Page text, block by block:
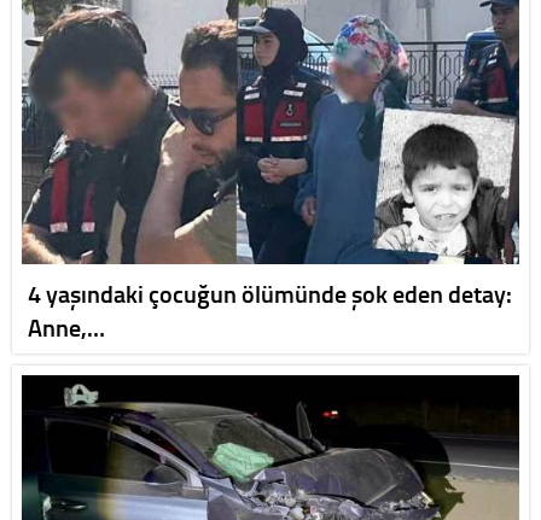
4 yaşındaki çocuğun ölümünde şok eden detay:
Anne,…